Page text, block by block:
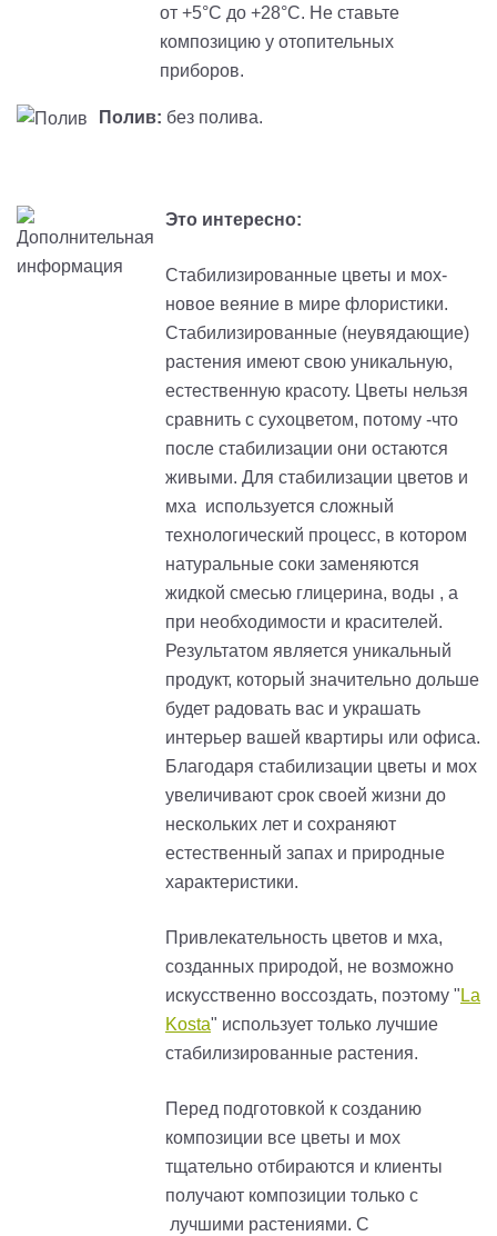
от +5°C до +28°С. Не ставьте
композицию у отопительных
приборов.
Полив: без полива.
Это интересно:
Стабилизированные цветы и мох-
новое веяние в мире флористики.
Стабилизированные (неувядающие)
растения имеют свою уникальную,
естественную красоту. Цветы нельзя
сравнить с сухоцветом, потому -что
после стабилизации они остаются
живыми. Для стабилизации цветов и
мха используется сложный
технологический процесс, в котором
натуральные соки заменяются
жидкой смесью глицерина, воды , а
при необходимости и красителей.
Результатом является уникальный
продукт, который значительно дольше
будет радовать вас и украшать
интерьер вашей квартиры или офиса.
Благодаря стабилизации цветы и мох
увеличивают срок своей жизни до
нескольких лет и сохраняют
естественный запах и природные
характеристики.
Привлекательность цветов и мха,
созданных природой, не возможно
искусственно воссоздать, поэтому " La
Kosta" использует только лучшие
стабилизированные растения.
Перед подготовкой к созданию
композиции все цветы и мох
тщательно отбираются и клиенты
получают композиции только с
лучшими растениями. С